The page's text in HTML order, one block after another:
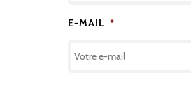
E-MAIL *